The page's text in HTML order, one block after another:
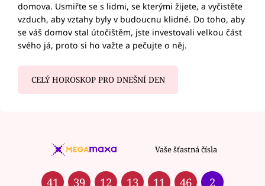
domova. Usmiřte se s lidmi, se kterými žijete, a vyčistěte
vzduch, aby vztahy byly v budoucnu klidné. Do toho, aby
se váš domov stal útočištěm, jste investovali velkou část
svého já, proto si ho važte a pečujte o něj.
CELÝ HOROSKOP PRO DNEŠNÍ DEN
Vaše šťastná čísla
41 39 12 13 11 46 2